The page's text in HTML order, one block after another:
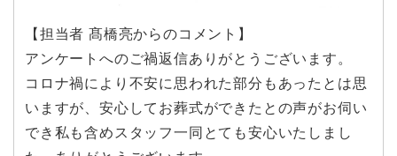
【担当者 髙橋亮からのコメント】
アンケートへのご禍返信ありがとうございます。
コロナ禍により不安に思われた部分もあったとは思
いますが、安心してお葬式ができたとの声がお伺い
でき私も含めスタッフ一同とても安心いたしまし